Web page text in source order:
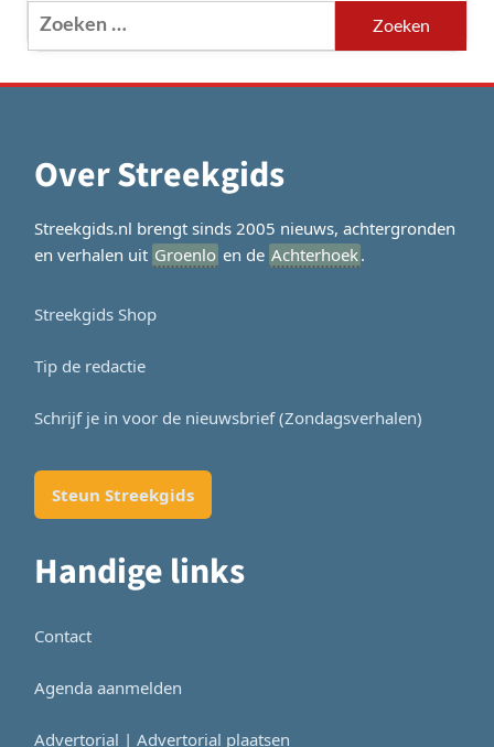
Zoeken
naar:
Over Streekgids
Streekgids.nl brengt sinds 2005 nieuws, achtergronden
en verhalen uit Groenlo en de Achterhoek.
Streekgids Shop
Tip de redactie
Schrijf je in voor de nieuwsbrief (Zondagsverhalen)
Steun Streekgids
Handige links
Contact
Agenda aanmelden
Advertorial | Advertorial plaatsen